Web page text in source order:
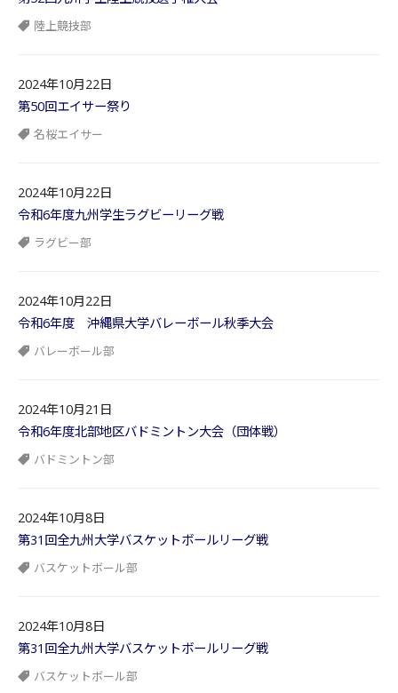
陸上競技部
2024年10月22日
第50回エイサー祭り
名桜エイサー
2024年10月22日
令和6年度九州学生ラグビーリーグ戦
ラグビー部
2024年10月22日
令和6年度 沖縄県大学バレーボール秋季大会
バレーボール部
2024年10月21日
令和6年度北部地区バドミントン大会（団体戦）
バドミントン部
2024年10月8日
第31回全九州大学バスケットボールリーグ戦
バスケットボール部
2024年10月8日
第31回全九州大学バスケットボールリーグ戦
バスケットボール部